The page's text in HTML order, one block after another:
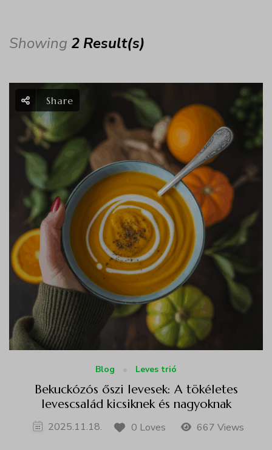
Showing 2 Result(s)
Share
Blog Leves trió
Bekuckózós őszi levesek: A tökéletes
levescsalád kicsiknek és nagyoknak
2025.11.18. 0 Loves 667 Views